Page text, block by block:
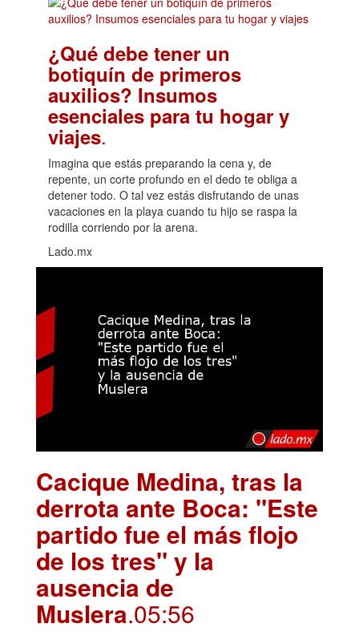
¿Qué debe tener un
botiquín de primeros
auxilios? Insumos
esenciales para tu hogar y
viajes.
Imagina que estás preparando la cena y, de
repente, un corte profundo en el dedo te obliga a
detener todo. O tal vez estás disfrutando de unas
vacaciones en la playa cuando tu hijo se raspa la
rodilla corriendo por la arena.
Lado.mx
Cacique Medina, tras la
derrota ante Boca: "Este
partido fue el más flojo
de los tres" y la
ausencia de
Muslera.05:56